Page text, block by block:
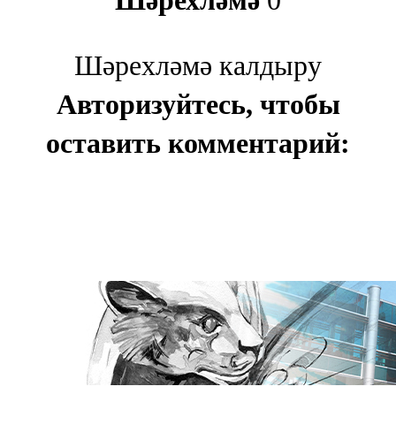
Шәрехләмә калдыру
Авторизуйтесь, чтобы
оставить комментарий: